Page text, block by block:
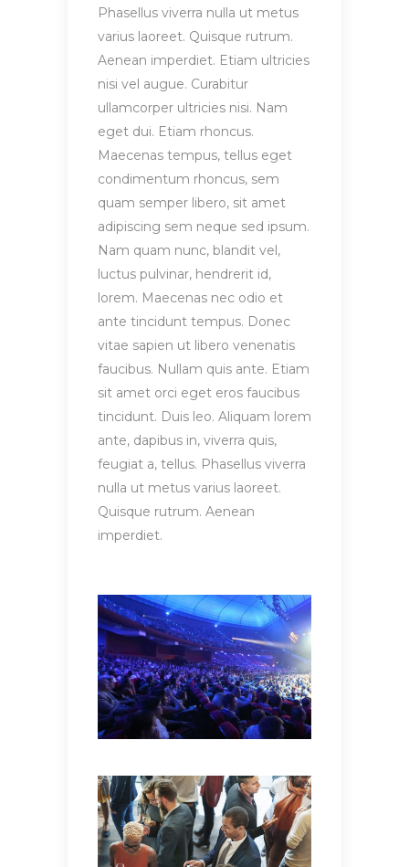
Phasellus viverra nulla ut metus
varius laoreet. Quisque rutrum.
Aenean imperdiet. Etiam ultricies
nisi vel augue. Curabitur
ullamcorper ultricies nisi. Nam
eget dui. Etiam rhoncus.
Maecenas tempus, tellus eget
condimentum rhoncus, sem
quam semper libero, sit amet
adipiscing sem neque sed ipsum.
Nam quam nunc, blandit vel,
luctus pulvinar, hendrerit id,
lorem. Maecenas nec odio et
ante tincidunt tempus. Donec
vitae sapien ut libero venenatis
faucibus. Nullam quis ante. Etiam
sit amet orci eget eros faucibus
tincidunt. Duis leo. Aliquam lorem
ante, dapibus in, viverra quis,
feugiat a, tellus. Phasellus viverra
nulla ut metus varius laoreet.
Quisque rutrum. Aenean
imperdiet.